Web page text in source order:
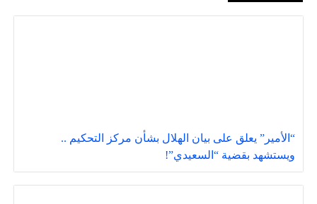
“الأمير” يعلق على بيان الهلال بشأن مركز التحكيم ..
ويستشهد بقضية “السعيدي”!